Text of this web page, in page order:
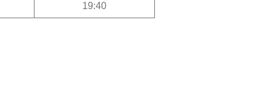
19:40